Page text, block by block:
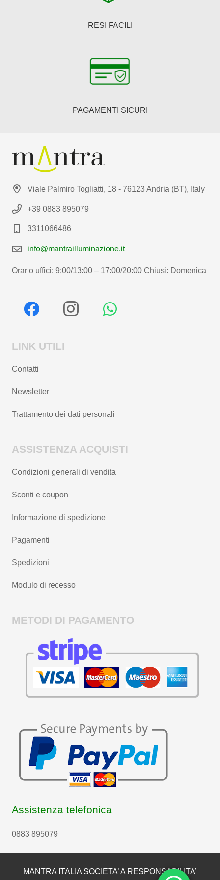
RESI FACILI
PAGAMENTI SICURI
Viale Palmiro Togliatti, 18 - 76123 Andria (BT), Italy
+39 0883 895079
3311066486
info@mantrailluminazione.it
Orario uffici: 9:00/13:00 – 17:00/20:00 Chiusi: Domenica
LINK UTILI
Contatti
Newsletter
Trattamento dei dati personali
ASSISTENZA ACQUISTI
Condizioni generali di vendita
Sconti e coupon
Informazione di spedizione
Pagamenti
Spedizioni
Modulo di recesso
METODI DI PAGAMENTO
Assistenza telefonica
0883 895079
MANTRA ITALIA SOCIETA’ A RESPONSABILITA’